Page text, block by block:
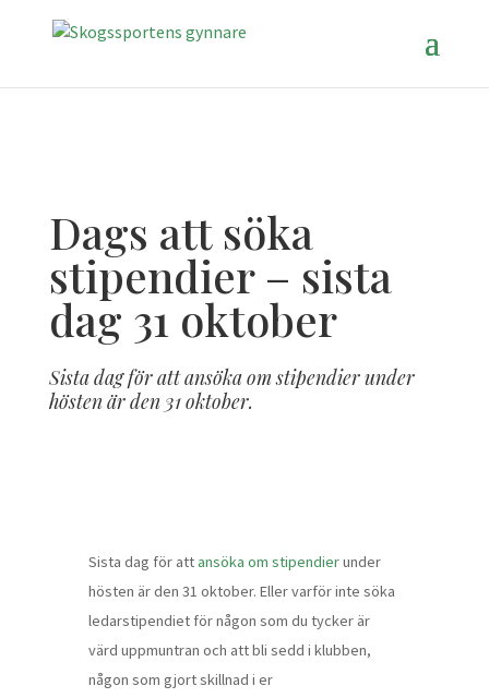
Dags att söka
stipendier – sista
dag 31 oktober
Sista dag för att ansöka om stipendier under
hösten är den 31 oktober.
Sista dag för attansöka om stipendierunder
hösten är den 31 oktober. Eller varför inte söka
ledarstipendiet för någon som du tycker är
värd uppmuntran och att bli sedd i klubben,
någon som gjort skillnad i er